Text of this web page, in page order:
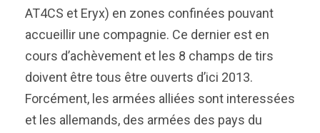
AT4CS et Eryx) en zones confinées pouvant
accueillir une compagnie. Ce dernier est en
cours d’achèvement et les 8 champs de tirs
doivent être tous être ouverts d’ici 2013.
Forcément, les armées alliées sont interessées
et les allemands, des armées des pays du